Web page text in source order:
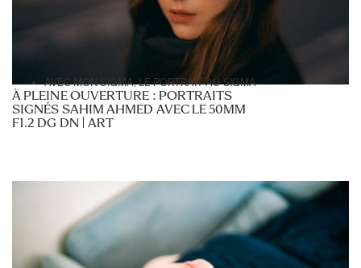
AVEC MON SIGMA,LE PORTRAIT AU SIGMA
À PLEINE OUVERTURE : PORTRAITS
SIGNÉS SAHIM AHMED AVEC LE 50MM
F1.2 DG DN | ART